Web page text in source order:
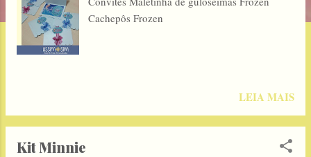
Cachepôs Frozen
LEIA MAIS
Kit Minnie